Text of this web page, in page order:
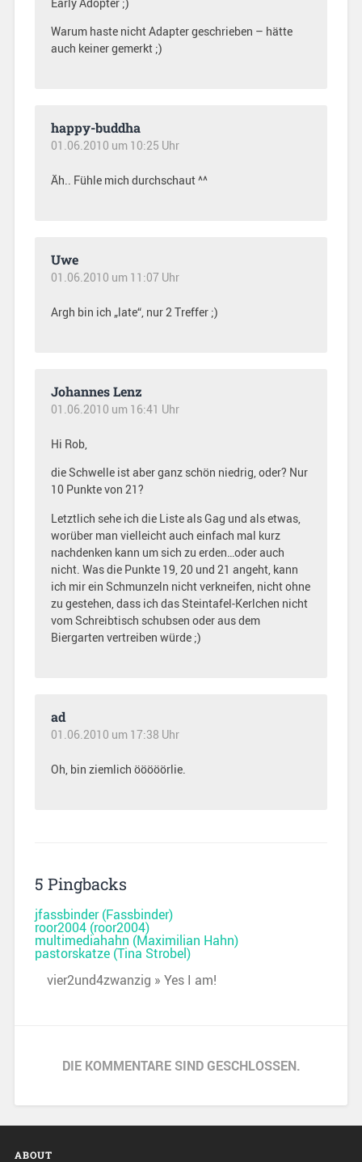
Warum haste nicht Adapter geschrieben – hätte
auch keiner gemerkt ;)
happy-buddha
01.06.2010 um 10:25 Uhr
Äh.. Fühle mich durchschaut ^^
Uwe
01.06.2010 um 11:07 Uhr
Argh bin ich „late“, nur 2 Treffer ;)
Johannes Lenz
01.06.2010 um 16:41 Uhr
Hi Rob,
die Schwelle ist aber ganz schön niedrig, oder? Nur
10 Punkte von 21?
Letztlich sehe ich die Liste als Gag und als etwas,
worüber man vielleicht auch einfach mal kurz
nachdenken kann um sich zu erden…oder auch
nicht. Was die Punkte 19, 20 und 21 angeht, kann
ich mir ein Schmunzeln nicht verkneifen, nicht ohne
zu gestehen, dass ich das Steintafel-Kerlchen nicht
vom Schreibtisch schubsen oder aus dem
Biergarten vertreiben würde ;)
ad
01.06.2010 um 17:38 Uhr
Oh, bin ziemlich ööööörlie.
5 Pingbacks
jfassbinder (Fassbinder)
roor2004 (roor2004)
multimediahahn (Maximilian Hahn)
pastorskatze (Tina Strobel)
vier2und4zwanzig » Yes I am!
DIE KOMMENTARE SIND GESCHLOSSEN.
ABOUT